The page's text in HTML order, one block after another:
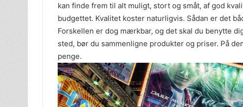
kan finde frem til alt muligt, stort og småt, af god
budgettet. Kvalitet koster naturligvis. Sådan er det
Forskellen er dog mærkbar, og det skal du benytte
sted, bør du sammenligne produkter og priser. På
penge.